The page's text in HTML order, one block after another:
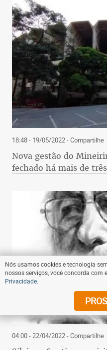
18:48 - 19/05/2022- Compartilhe
Nova gestão do
fechado há mais de
04:00 - 22/04/2022- Compartilhe
Nós usamos cookies e tecnologia
nossos serviços, você concorda com
Privacidade